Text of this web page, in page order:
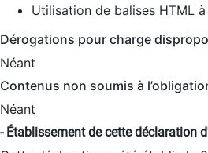
Utilisation de balises HTML
Dérogations pour charge
Néant
Contenus non soumis à
Néant
- Établissement de cette déclaration